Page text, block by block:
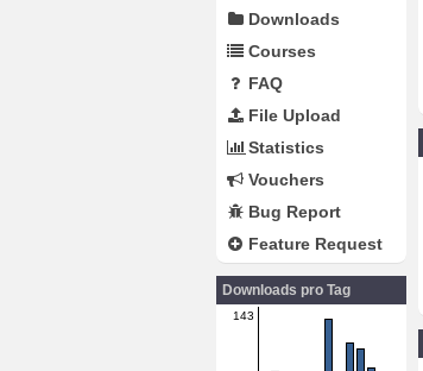
Downloads
Courses
FAQ
File Upload
Statistics
Vouchers
Bug Report
Feature Request
Downloads pro Tag
143